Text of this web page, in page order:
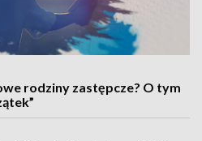
rodziny zastępcze? O tym